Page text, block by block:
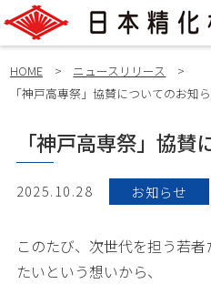
HOME > ニュースリリース
>
「神戸高専祭」協賛についてのお知
「神戸高専祭」協
2025.10.28 お知らせ
このたび、次世代を担う若
たいという想いから、